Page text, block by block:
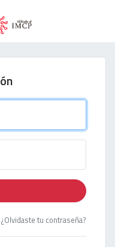
¿Olvidaste tu contraseña?